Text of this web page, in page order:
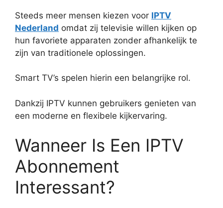
Steeds meer mensen kiezen voor IPTV
Nederland omdat zij televisie willen kijken op
hun favoriete apparaten zonder afhankelijk te
zijn van traditionele oplossingen.
Smart TV’s spelen hierin een belangrijke rol.
Dankzij IPTV kunnen gebruikers genieten van
een moderne en flexibele kijkervaring.
Wanneer Is Een IPTV
Abonnement
Interessant?